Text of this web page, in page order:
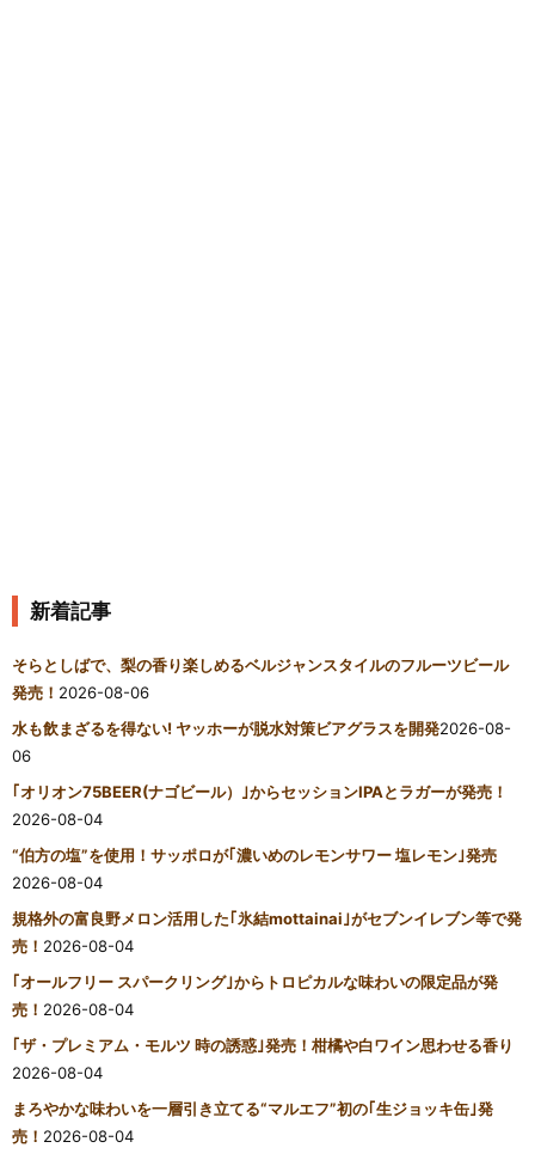
新着記事
そらとしばで、梨の香り楽しめるベルジャンスタイルのフルーツビール
発売！ 2026-08-06
水も飲まざるを得ない! ヤッホーが脱水対策ビアグラスを開発2026-08-
06
｢オリオン75BEER(ナゴビール）｣からセッションIPAとラガーが発売！
2026-08-04
“伯方の塩”を使用！サッポロが｢濃いめのレモンサワー 塩レモン｣発売
2026-08-04
規格外の富良野メロン活用した｢氷結mottainai｣がセブンイレブン等で発
売！ 2026-08-04
｢オールフリー スパークリング｣からトロピカルな味わいの限定品が発
売！ 2026-08-04
｢ザ・プレミアム・モルツ 時の誘惑｣発売！柑橘や白ワイン思わせる香り
2026-08-04
まろやかな味わいを一層引き立てる“マルエフ”初の｢生ジョッキ缶｣発
売！ 2026-08-04